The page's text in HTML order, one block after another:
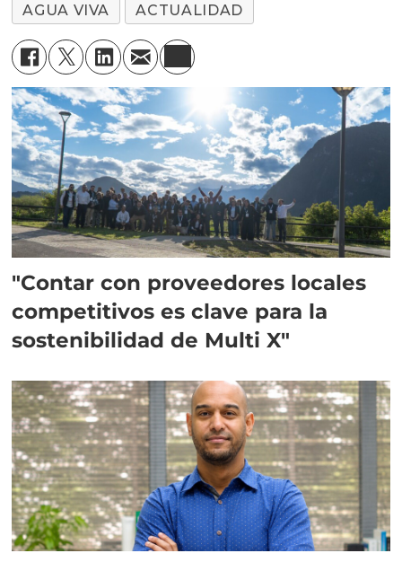
AGUA VIVA
ACTUALIDAD
"Contar con proveedores locales
competitivos es clave para la
sostenibilidad de Multi X"